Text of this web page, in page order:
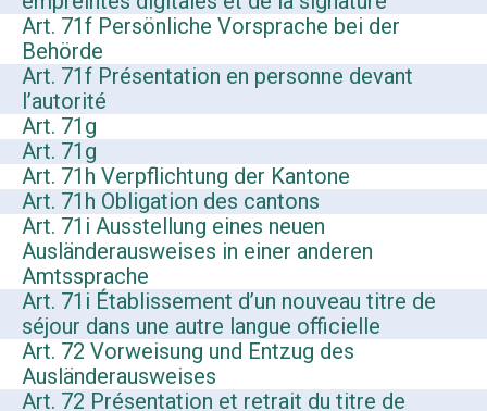
Art. 71f Persönliche Vorsprache bei der
Behörde
Art. 71f Présentation en personne devant
l’autorité
Art. 71g
Art. 71g
Art. 71h Verpflichtung der Kantone
Art. 71h Obligation des cantons
Art. 71i Ausstellung eines neuen
Ausländerausweises in einer anderen
Amtssprache
Art. 71i Établissement d’un nouveau titre de
séjour dans une autre langue officielle
Art. 72 Vorweisung und Entzug des
Ausländerausweises
Art. 72 Présentation et retrait du titre de